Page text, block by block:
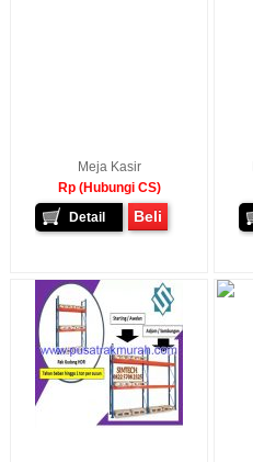
Meja Kasir
Rp (Hubungi CS)
Detail
Beli